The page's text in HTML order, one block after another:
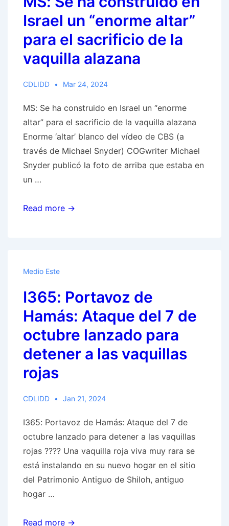
aéreo
israelí
mortal
contra
consulado
Damasco
“no
quedará
sin
respuesta”
y
Estamos
paso
una
guerra
apocalíptica
en
el
Medio
Oriente
Israel un “enorme altar”
para el sacrificio de la
vaquilla alazana
CDLIDD Mar 24, 2024
MS: Se ha construido en Israel un “enorme
altar” para el sacrificio de la vaquilla alazana
Enorme ‘altar’ blanco del vídeo de CBS (a
través de Michael Snyder) COGwriter Michael
Snyder publicó la foto de arriba que estaba en
un …
MS:
un
“enorme
altar”
para
el
sacrificio
de
la
alazana
Read more →
Medio Este
I365: Portavoz de
Hamás: Ataque del 7 de
octubre lanzado para
detener a las vaquillas
rojas
CDLIDD Jan 21, 2024
I365: Portavoz de Hamás: Ataque del 7 de
octubre lanzado para detener a las vaquillas
rojas ???? Una vaquilla roja viva muy rara se
está instalando en su nuevo hogar en el sitio
del Patrimonio Antiguo de Shiloh, antiguo
hogar …
I365:
Read more →